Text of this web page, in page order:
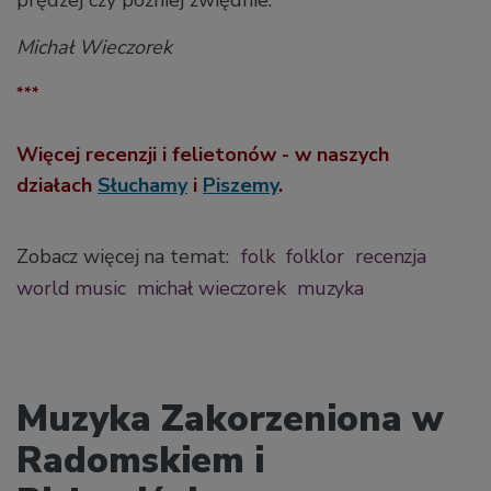
Michał Wieczorek
***
Więcej recenzji i felietonów - w naszych
działach Słuchamy i Piszemy.
Zobacz więcej na temat: folk folklor recenzja
world music michał wieczorek muzyka
Muzyka Zakorzeniona w
Radomskiem i